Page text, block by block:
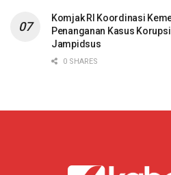
Komjak RI Koordinasi
Penanganan Kasus
Jampidsus
0 SHARES